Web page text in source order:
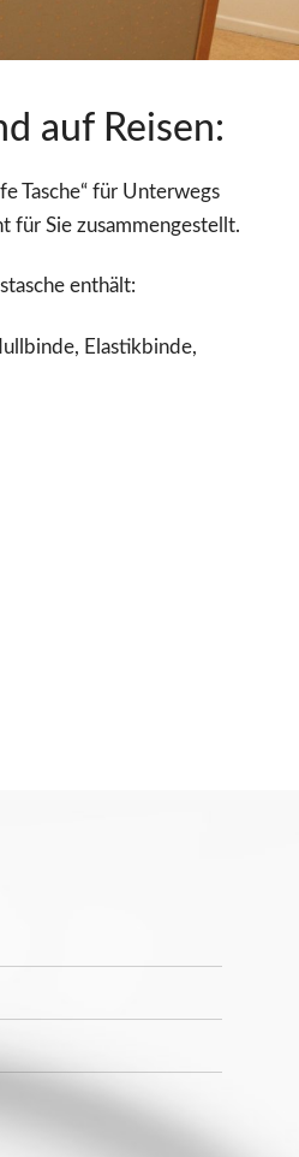
auf Reisen:
Tasche“ für Unterwegs
für Sie zusammengestellt.
enthält:
Elastikbinde,